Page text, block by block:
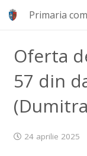
Primaria
Oferta
57 din
24 aprilie 2025